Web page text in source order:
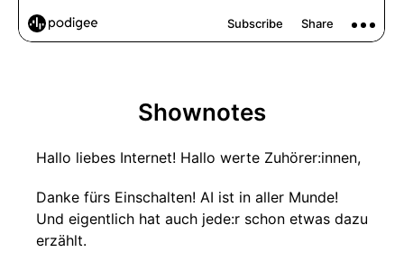
Shownotes
Hallo liebes Internet! Hallo werte Zuhörer:innen,
Danke fürs Einschalten! AI ist in aller Munde!
Und eigentlich hat auch jede:r schon etwas dazu
erzählt.